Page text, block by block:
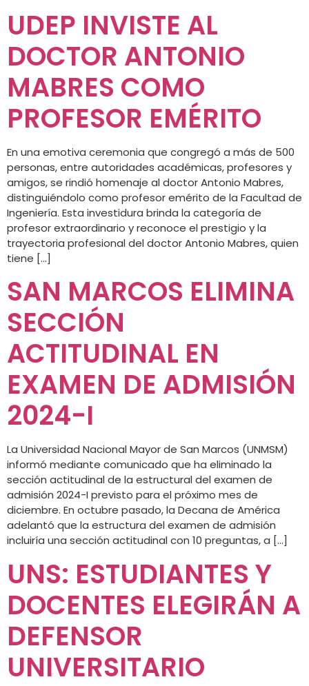
UDEP INVISTE AL
DOCTOR ANTONIO
MABRES COMO
PROFESOR EMÉRITO
En una emotiva ceremonia que congregó a más de 500
personas, entre autoridades académicas, profesores y
amigos, se rindió homenaje al doctor Antonio Mabres,
distinguiéndolo como profesor emérito de la Facultad de
Ingeniería. Esta investidura brinda la categoría de
profesor extraordinario y reconoce el prestigio y la
trayectoria profesional del doctor Antonio Mabres, quien
tiene […]
SAN MARCOS ELIMINA
SECCIÓN
ACTITUDINAL EN
EXAMEN DE ADMISIÓN
2024-I
La Universidad Nacional Mayor de San Marcos (UNMSM)
informó mediante comunicado que ha eliminado la
sección actitudinal de la estructural del examen de
admisión 2024-I previsto para el próximo mes de
diciembre. En octubre pasado, la Decana de América
adelantó que la estructura del examen de admisión
incluiría una sección actitudinal con 10 preguntas, a […]
UNS: ESTUDIANTES Y
DOCENTES ELEGIRÁN A
DEFENSOR
UNIVERSITARIO